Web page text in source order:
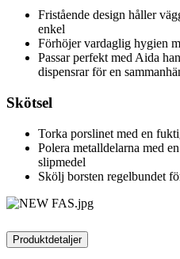
Fristående design håller
enkel
Förhöjer vardaglig hygien
Passar perfekt med Aida
dispensrar för en
Skötsel
Torka porslinet med en
Polera metalldelarna med
slipmedel
Skölj borsten regelbundet
Produktdetaljer